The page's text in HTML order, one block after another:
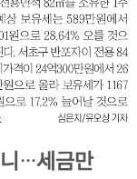
…세금만